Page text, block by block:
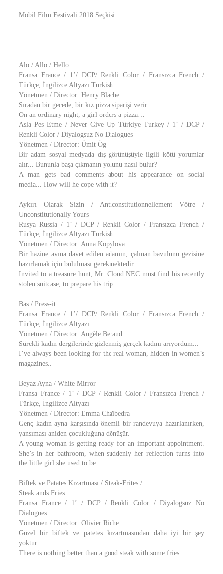
Mobil Film Festivali 2018 Seçkisi
Alo / Allo / Hello
Fransa France / 1’/ DCP/ Renkli Color / Fransızca French /
Türkçe, İngilizce Altyazı Turkish
Yönetmen / Director: Henry Blache
Sıradan bir gecede, bir kız pizza siparişi verir...
On an ordinary night, a girl orders a pizza…
Asla Pes Etme / Never Give Up Türkiye Turkey / 1’ / DCP /
Renkli Color / Diyalogsuz No Dialogues
Yönetmen / Director: Ümit Ög
Bir adam sosyal medyada dış görünüşüyle ilgili kötü yorumlar
alır... Bununla başa çıkmanın yolunu nasıl bulur?
A man gets bad comments about his appearance on social
media... How will he cope with it?
Aykırı Olarak Sizin / Anticonstitutionnellement Vôtre /
Unconstitutionally Yours
Rusya Russia / 1’ / DCP / Renkli Color / Fransızca French /
Türkçe, İngilizce Altyazı Turkish
Yönetmen / Director: Anna Kopylova
Bir hazine avına davet edilen adamın, çalınan bavulunu gezisine
hazırlamak için bululması gerekmektedir.
Invited to a treasure hunt, Mr. Cloud NEC must find his recently
stolen suitcase, to prepare his trip.
Bas / Press-it
Fransa France / 1’/ DCP/ Renkli Color / Fransızca French /
Türkçe, İngilizce Altyazı
Yönetmen / Director: Angèle Beraud
Sürekli kadın dergilerinde gizlenmiş gerçek kadını arıyordum...
I’ve always been looking for the real woman, hidden in women’s
magazines..
Beyaz Ayna / White Mirror
Fransa France / 1’ / DCP / Renkli Color / Fransızca French /
Türkçe, İngilizce Altyazı
Yönetmen / Director: Emma Chaïbedra
Genç kadın ayna karşısında önemli bir randevuya hazırlanırken,
yansıması aniden çocukluğuna dönüşür.
A young woman is getting ready for an important appointment.
She’s in her bathroom, when suddenly her reflection turns into
the little girl she used to be.
Biftek ve Patates Kızartması / Steak-Frites /
Steak ands Fries
Fransa France / 1’ / DCP / Renkli Color / Diyalogsuz No
Dialogues
Yönetmen / Director: Olivier Riche
Güzel bir biftek ve patetes kızartmasından daha iyi bir şey
yoktur.
There is nothing better than a good steak with some fries.